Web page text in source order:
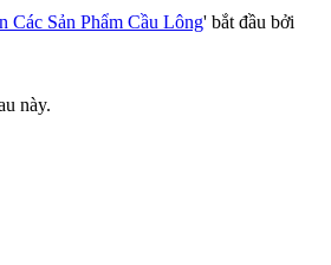
Các Sản Phẩm Cầu Lông' bắt đầu bởi
này.